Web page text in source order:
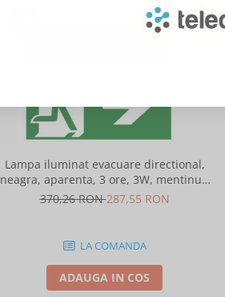
Lampa iluminat evacuare directional,
neagra, aparenta, 3 ore, 3W, mentinut,
test automat, IP20, Intelight 90085
370,26 RON287,55 RON
LA COMANDA
ADAUGA IN COS